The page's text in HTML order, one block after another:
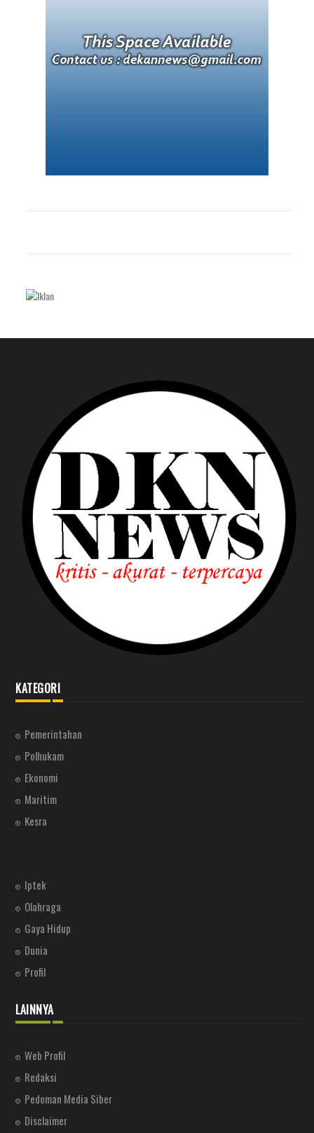
KATEGORI
Pemerintahan
Polhukam
Ekonomi
Maritim
Kesra
Iptek
Olahraga
Gaya Hidup
Dunia
Profil
LAINNYA
Web Profil
Redaksi
Pedoman Media Siber
Disclaimer